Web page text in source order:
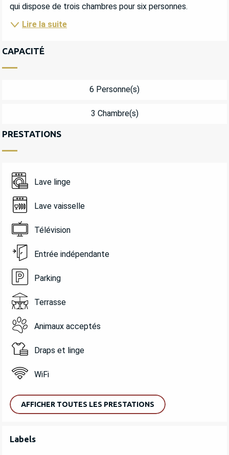
qui dispose de trois chambres pour six personnes.
Lire la suite
CAPACITÉ
6 Personne(s)
3 Chambre(s)
PRESTATIONS
Lave linge
Lave vaisselle
Télévision
Entrée indépendante
Parking
Terrasse
Animaux acceptés
Draps et linge
WiFi
AFFICHER TOUTES LES PRESTATIONS
OFFRES DE PRESTATIONS
Labels
Labels